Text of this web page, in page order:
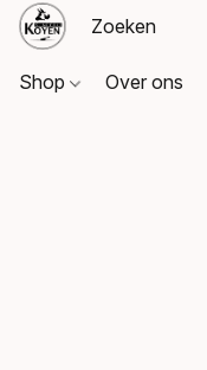
Shop Over ons